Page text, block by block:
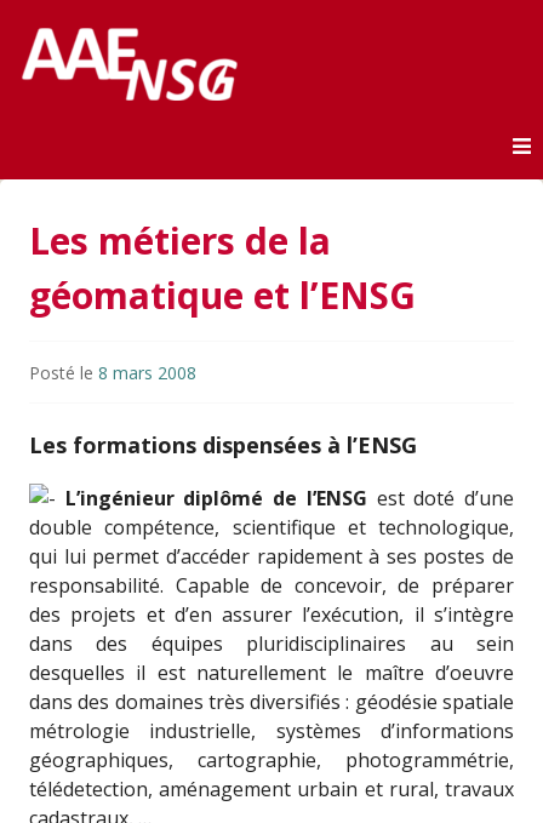
AAE-ENSG
Les métiers de la
géomatique et l’ENSG
Posté le 8 mars 2008
Les formations dispensées à l’ENSG
L’ingénieur diplômé de l’ENSG est doté d’une
double compétence, scientifique et technologique,
qui lui permet d’accéder rapidement à ses postes de
responsabilité. Capable de concevoir, de préparer
des projets et d’en assurer l’exécution, il s’intègre
dans des équipes pluridisciplinaires au sein
desquelles il est naturellement le maître d’oeuvre
dans des domaines très diversifiés : géodésie spatiale
métrologie industrielle, systèmes d’informations
géographiques, cartographie, photogrammétrie,
télédetection, aménagement urbain et rural, travaux